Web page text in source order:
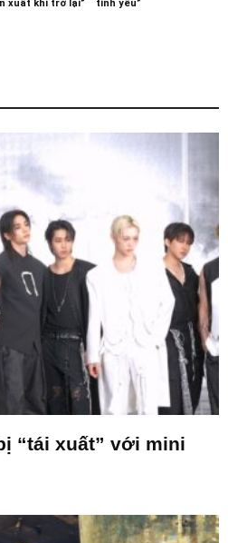
xuất khi trở lại”
tình yêu”
“tái xuất” với mini